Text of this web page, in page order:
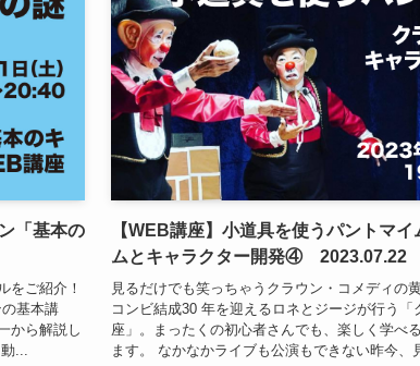
「基本の
をご紹介！
基本講
から解説し
...
【WEB講座】小道具を使うパントマ
ムとキャラクター開発④ 2023.07.22
見るだけでも笑っちゃうクラウン・コメディの
コンビ結成30 年を迎えるロネとジージが行う「
座」。まったくの初心者さんでも、楽しく学べ
ます。 なかなかライブも公演もできない昨今、